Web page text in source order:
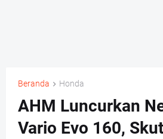
Beranda Honda
AHM Luncurkan
Vario Evo 160,